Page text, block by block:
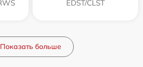
EDST/CLST
Показать больше